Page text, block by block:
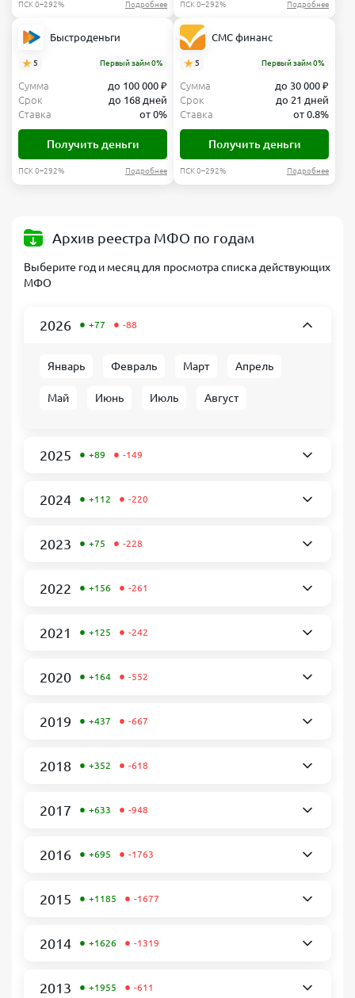
ПСК 0–292% Подробнее ПСК 0–292% Подробнее
Быстроденьги
5 Первый займ 0%
Сумма
до 100 000 ₽
Срок
до 168 дней
Ставка
от 0%
Получить деньги
ПСК 0–292% Подробнее
СМС финанс
5 Первый займ 0%
Сумма
до 30 000 ₽
Срок
до 21 дней
Ставка
от 0.8%
Получить деньги
ПСК 0–292% Подробнее
Архив реестра МФО по годам
Выберите год и месяц для просмотра списка действующих
МФО
2026 • +77 • -88
Январь Февраль Март Апрель
Май Июнь Июль Август
2025 • +89 • -149
2024 • +112 • -220
2023 • +75 • -228
2022 • +156 • -261
2021 • +125 • -242
2020 • +164 • -552
2019 • +437 • -667
2018 • +352 • -618
2017 • +633 • -948
2016 • +695 • -1763
2015 • +1185 • -1677
2014 • +1626 • -1319
2013 • +1955 • -611